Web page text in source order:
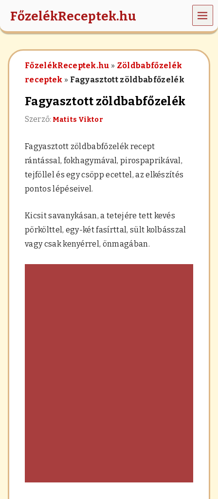
FőzelékReceptek.hu
l
MEN
Ü
FőzelékReceptek.hu » Zöldbabfőzelék
receptek » Fagyasztott zöldbabfőzelék
Fagyasztott zöldbabfőzelék
Szerző: Matits Viktor
Fagyasztott zöldbabfőzelék recept
rántással, fokhagymával, pirospaprikával,
tejföllel és egy csöpp ecettel, az elkészítés
pontos lépéseivel.
Kicsit savanykásan, a tetejére tett kevés
pörkölttel, egy-két fasírttal, sült kolbásszal
vagy csak kenyérrel, önmagában.